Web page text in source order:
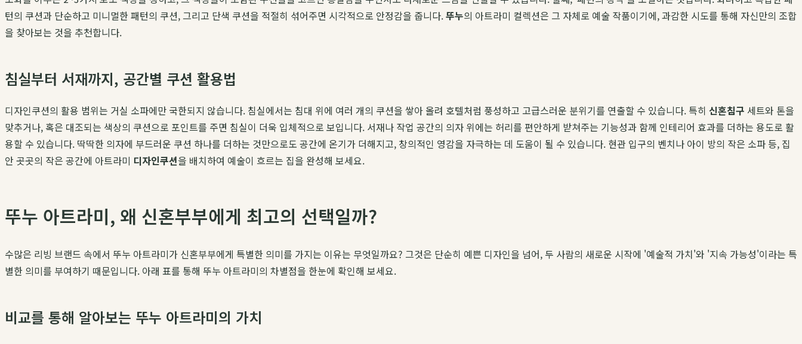
턴의 쿠션과 단순하고 미니멀한 패턴의 쿠션, 그리고 단색 쿠션을 적절히 섞어주면 시각적으로 안정감을 줍니다.뚜누의 아트라미 컬렉션은 그 자체로 예술 작품이기에, 과감한 시도를 통해 자신만의 조합
을 찾아보는 것을 추천합니다.
침실부터 서재까지, 공간별 쿠션 활용법
디자인쿠션의 활용 범위는 거실 소파에만 국한되지 않습니다. 침실에서는 침대 위에 여러 개의 쿠션을 쌓아 올려 호텔처럼 풍성하고 고급스러운 분위기를 연출할 수 있습니다. 특히 신혼침구 세트와 톤을
맞추거나, 혹은 대조되는 색상의 쿠션으로 포인트를 주면 침실이 더욱 입체적으로 보입니다. 서재나 작업 공간의 의자 위에는 허리를 편안하게 받쳐주는 기능성과 함께 인테리어 효과를 더하는 용도로 활
용할 수 있습니다. 딱딱한 의자에 부드러운 쿠션 하나를 더하는 것만으로도 공간에 온기가 더해지고, 창의적인 영감을 자극하는 데 도움이 될 수 있습니다. 현관 입구의 벤치나 아이 방의 작은 소파 등, 집
안 곳곳의 작은 공간에 아트라미 디자인쿠션을 배치하여 예술이 흐르는 집을 완성해 보세요.
뚜누 아트라미, 왜 신혼부부에게 최고의 선택일까?
수많은 리빙 브랜드 속에서 뚜누 아트라미가 신혼부부에게 특별한 의미를 가지는 이유는 무엇일까요? 그것은 단순히 예쁜 디자인을 넘어, 두 사람의 새로운 시작에 '예술적 가치'와 '지속 가능성'이라는 특
별한 의미를 부여하기 때문입니다. 아래 표를 통해 뚜누 아트라미의 차별점을 한눈에 확인해 보세요.
비교를 통해 알아보는 뚜누 아트라미의 가치